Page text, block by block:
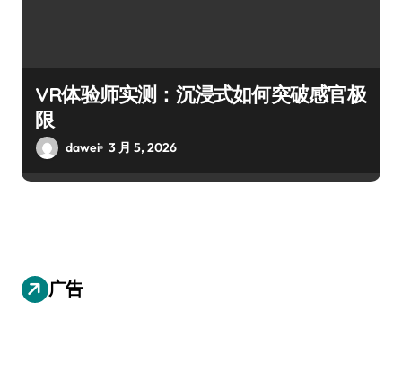
VR体验师实测：沉浸式如何突破感官极
限
dawei 3 月 5, 2026
广告